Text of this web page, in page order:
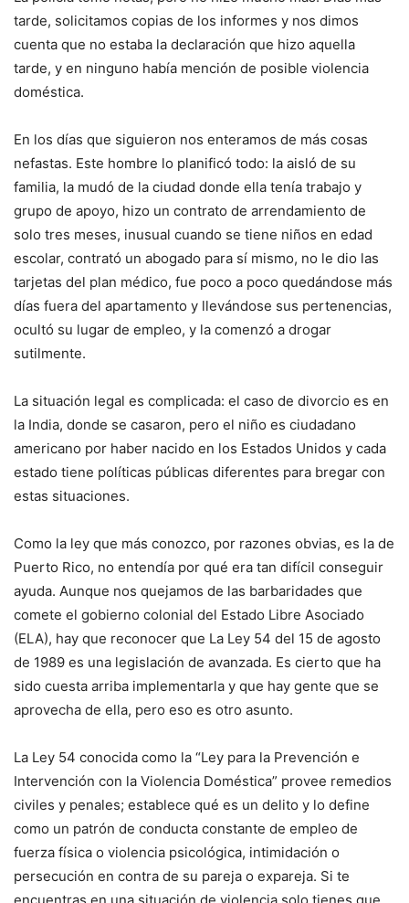
tarde, solicitamos copias de los informes y nos dimos
cuenta que no estaba la declaración que hizo aquella
tarde, y en ninguno había mención de posible violencia
doméstica.
En los días que siguieron nos enteramos de más cosas
nefastas. Este hombre lo planificó todo: la aisló de su
familia, la mudó de la ciudad donde ella tenía trabajo y
grupo de apoyo, hizo un contrato de arrendamiento de
solo tres meses, inusual cuando se tiene niños en edad
escolar, contrató un abogado para sí mismo, no le dio las
tarjetas del plan médico, fue poco a poco quedándose más
días fuera del apartamento y llevándose sus pertenencias,
ocultó su lugar de empleo, y la comenzó a drogar
sutilmente.
La situación legal es complicada: el caso de divorcio es en
la India, donde se casaron, pero el niño es ciudadano
americano por haber nacido en los Estados Unidos y cada
estado tiene políticas públicas diferentes para bregar con
estas situaciones.
Como la ley que más conozco, por razones obvias, es la de
Puerto Rico, no entendía por qué era tan difícil conseguir
ayuda. Aunque nos quejamos de las barbaridades que
comete el gobierno colonial del Estado Libre Asociado
(ELA), hay que reconocer que La Ley 54 del 15 de agosto
de 1989 es una legislación de avanzada. Es cierto que ha
sido cuesta arriba implementarla y que hay gente que se
aprovecha de ella, pero eso es otro asunto.
La Ley 54 conocida como la “Ley para la Prevención e
Intervención con la Violencia Doméstica” provee remedios
civiles y penales; establece qué es un delito y lo define
como un patrón de conducta constante de empleo de
fuerza física o violencia psicológica, intimidación o
persecución en contra de su pareja o expareja. Si te